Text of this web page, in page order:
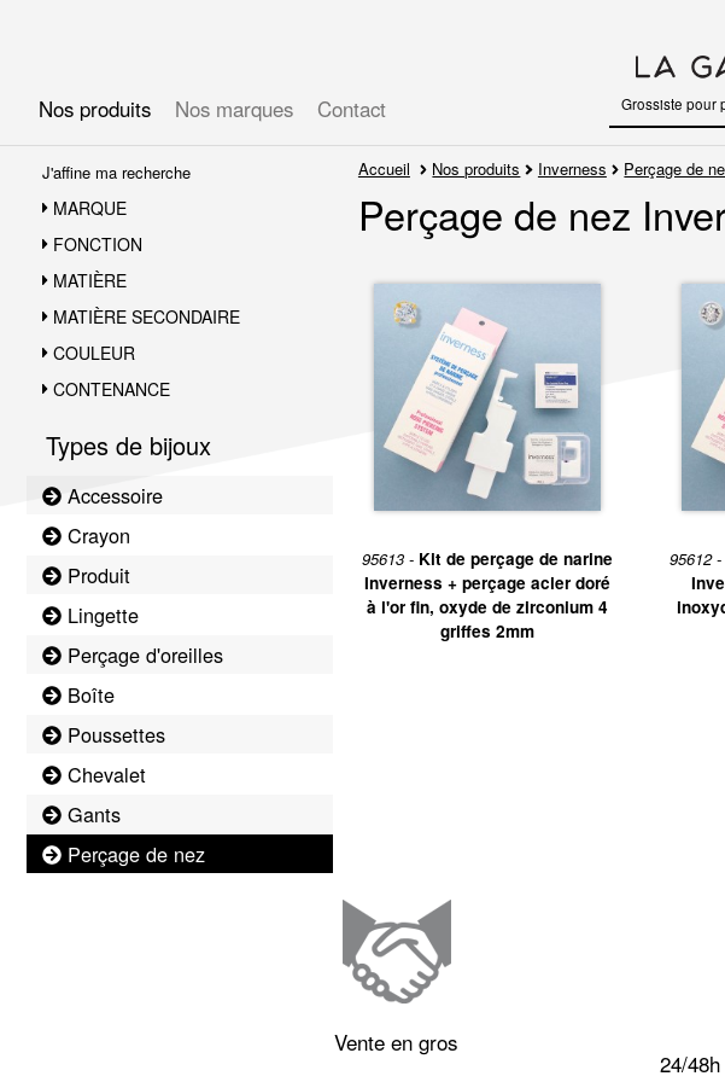
Nos produits Nos marques Contact Grossiste pour
J'affine ma recherche
MARQUE
FONCTION
MATIÈRE
MATIÈRE SECONDAIRE
COULEUR
CONTENANCE
Types de bijoux
Accessoire
Crayon
Produit
Lingette
Perçage d'oreilles
Boîte
Poussettes
Chevalet
Gants
Perçage de nez
Accueil Nos produits Inverness Perçage de
Perçage de nez
95613 - Kit de perçage de narine
Inverness + perçage acier doré
à l'or fin, oxyde de zirconium 4
griffes 2mm
95612 -
Vente en gros
24/